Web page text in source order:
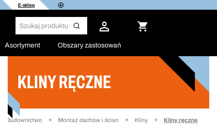
E-sklep
Asortyment Obszary zastosowań
KLINY RĘCZNE
Budownictwo Montaż dachów i ścian Kliny Kliny ręczne
Filtruj